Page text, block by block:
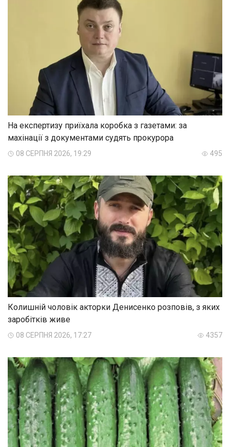
На експертизу приїхала коробка з газетами: за
махінації з документами судять прокурора
08 СЕРПНЯ 2026, 19:29 495
Колишній чоловік акторки Денисенко розповів, з яких
заробітків живе
08 СЕРПНЯ 2026, 17:27 4357